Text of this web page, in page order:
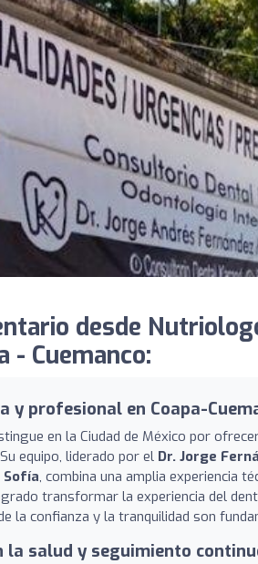
desde
- Cuemanco:
y profesional en Coapa-
en la Ciudad de México por
equipo, liderado por el Dr. Jorge
Sofía, combina una amplia experiencia
transformar la experiencia del
la confianza y la tranquilidad son
la salud y seguimiento